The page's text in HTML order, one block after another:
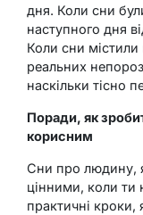
дня. Коли сни
наступного дня
Коли сни містили
реальних
наскільки тісно
Поради, як
корисним
Сни про людину,
цінними, коли
практичні кроки,